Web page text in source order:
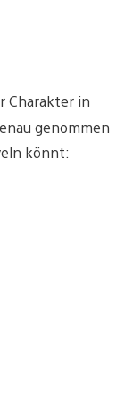
Charakter in
genommen
könnt: